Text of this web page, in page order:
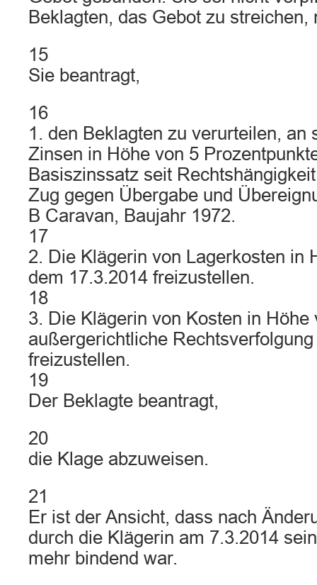
Beklagten, das Gebot zu streichen,
15
Sie beantragt,
16
1. den Beklagten zu verurteilen, an
Zinsen in Höhe von 5
Basiszinssatz seit
Zug gegen Übergabe und
B Caravan, Baujahr 1972.
17
2. Die Klägerin von Lagerkosten in
dem 17.3.2014 freizustellen.
18
3. Die Klägerin von Kosten in Höhe
außergerichtliche
freizustellen.
19
Der Beklagte beantragt,
20
die Klage abzuweisen.
21
Er ist der Ansicht, dass nach
durch die Klägerin am 7.3.2014
mehr bindend war.